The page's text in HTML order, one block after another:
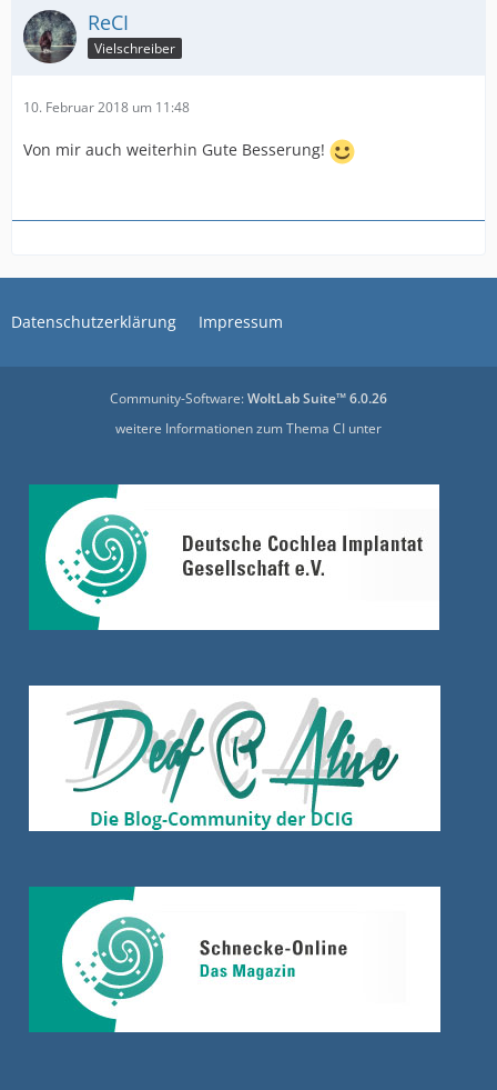
ReCI
Vielschreiber
10. Februar 2018 um 11:48
Von mir auch weiterhin Gute Besserung!
Datenschutzerklärung Impressum
Community-Software:WoltLab Suite™ 6.0.26
weitere Informationen zum Thema CI unter